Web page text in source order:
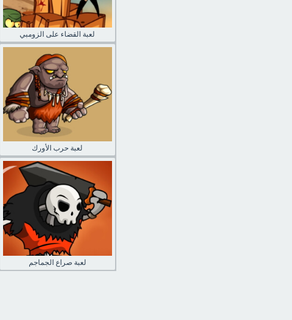
لعبة القضاء على الزومبي
لعبة حرب الأورك
لعبة صراع الجماجم